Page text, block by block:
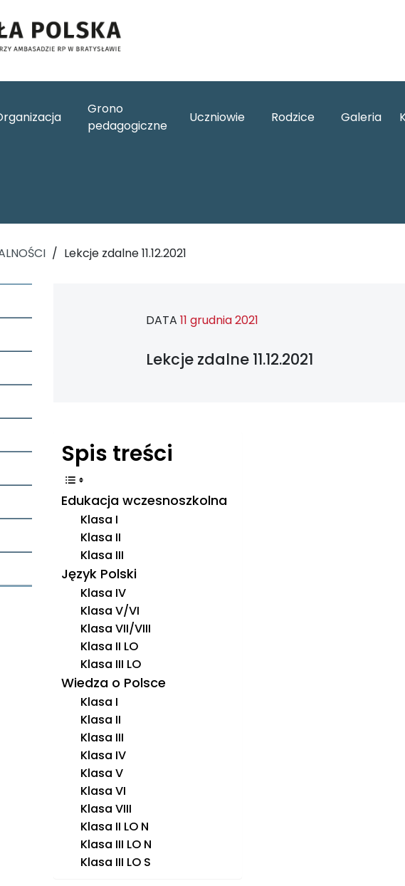
Grono
pedagogiczne
Uczniowie Rodzice Galeria
/ Lekcje zdalne 11.12.2021
DATA 11 grudnia 2021
Lekcje zdalne 11.12.2021
Spis treści
Edukacja wczesnoszkolna
Klasa I
Klasa II
Klasa III
Język Polski
Klasa IV
Klasa V/VI
Klasa VII/VIII
Klasa II LO
Klasa III LO
Wiedza o Polsce
Klasa I
Klasa II
Klasa III
Klasa IV
Klasa V
Klasa VI
Klasa VIII
Klasa II LO N
Klasa III LO N
Klasa III LO S